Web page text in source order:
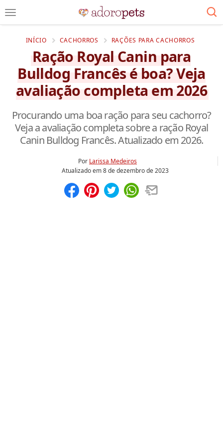
INÍCIO CACHORROS RAÇÕES PARA CACHORROS
Ração Royal Canin para
Bulldog Francês é boa? Veja
avaliação completa em 2026
Procurando uma boa ração para seu cachorro?
Veja a avaliação completa sobre a ração Royal
Canin Bulldog Francês. Atualizado em 2026.
Por Larissa Medeiros
Atualizado em8 de dezembro de 2023